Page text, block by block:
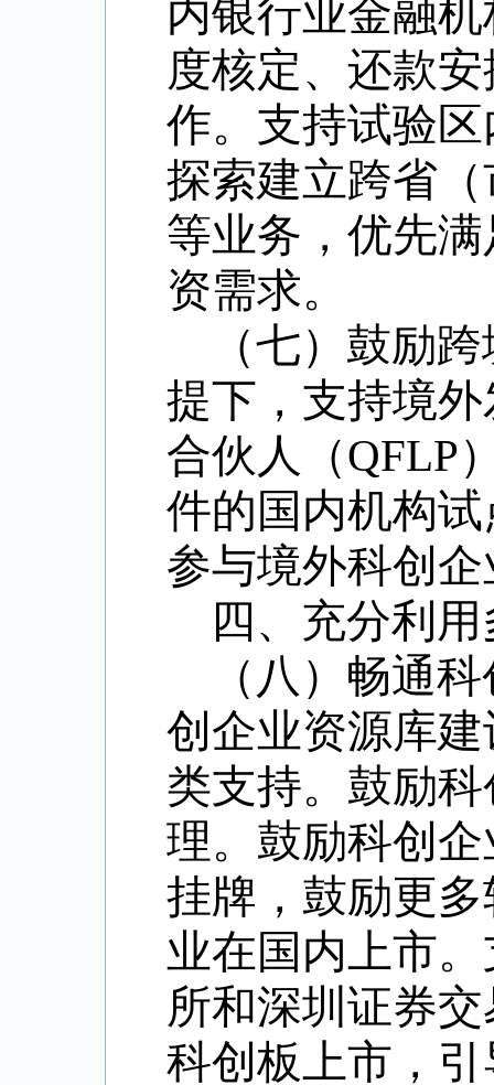
内银行业金融
度核定、还款
作。支持试验
探索建立跨省
等业务，优先
资需求。
（七）鼓励
提下，支持境
合伙人（QFLP
件的国内机构
参与境外科创
四、充分利
（八）畅通
创企业资源库
类支持。鼓励
理。鼓励科创
挂牌，鼓励更
业在国内上市
所和深圳证券
科创板上市，